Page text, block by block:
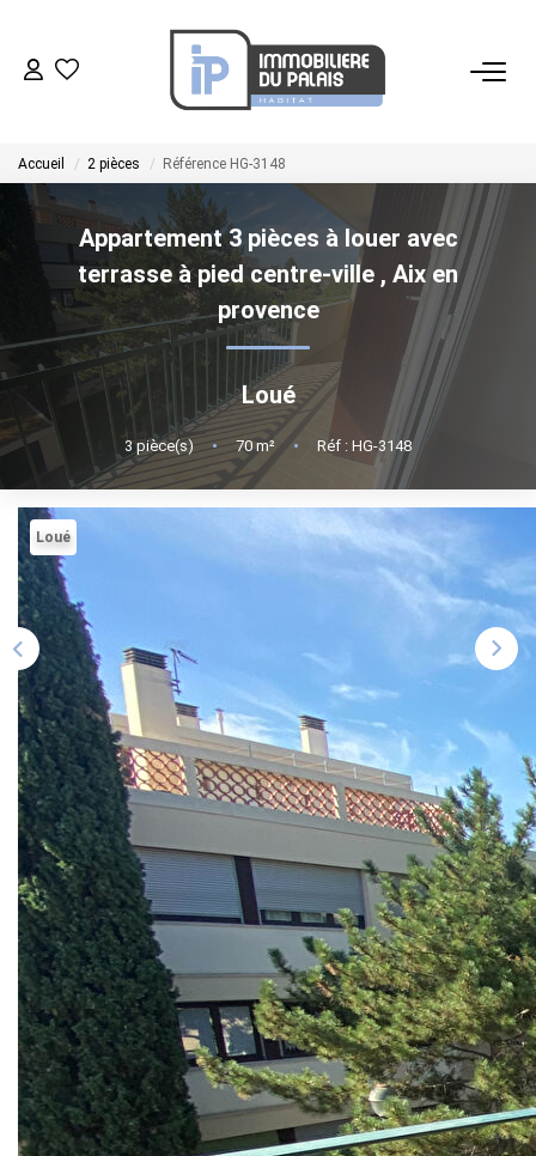
LOUER
GÉRER
ESTIMER
NOS AGENCES
NOTRE ÉQUIPE
ALERTE
Accueil 2 pièces Référence HG-3148
Appartement 3 pièces à louer avec
terrasse à pied centre-ville , Aix en
provence
Loué
3pièce(s) • 70m² • Réf : HG-3148
Loué
Description
Réf : HG-3148
À deux pas du centre historique d'Aix-en-Provence, dans
un secteur calme et recherché, l'Immobilière du Palais
vous propose un charmant appartement T3 entièrement
rénové.